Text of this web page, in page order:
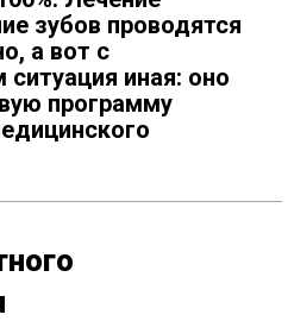
зубов проводятся
а вот с
ситуация иная: оно
программу